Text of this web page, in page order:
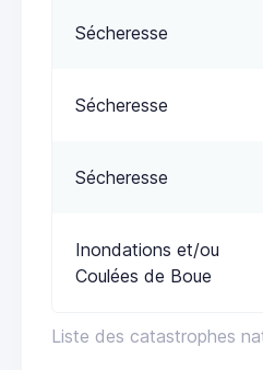
Liste des catastrophes
Sécheresse
Sécheresse
Sécheresse
Inondations et/ou
Coulées de Boue